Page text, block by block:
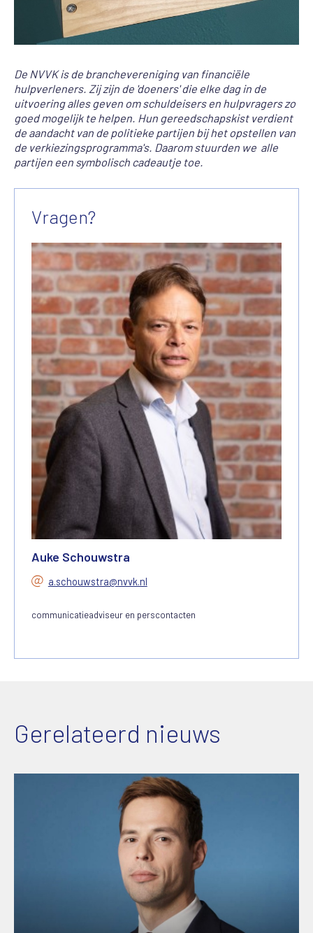
De NVVK is de branchevereniging van financiële
hulpverleners. Zij zijn de 'doeners' die elke dag in de
uitvoering alles geven om schuldeisers en hulpvragers zo
goed mogelijk te helpen. Hun gereedschapskist verdient
de aandacht van de politieke partijen bij het opstellen van
de verkiezingsprogramma's. Daarom stuurden we alle
partijen een symbolisch cadeautje toe.
Vragen?
Auke Schouwstra
a.schouwstra@nvvk.nl
communicatieadviseur en perscontacten
Gerelateerd nieuws